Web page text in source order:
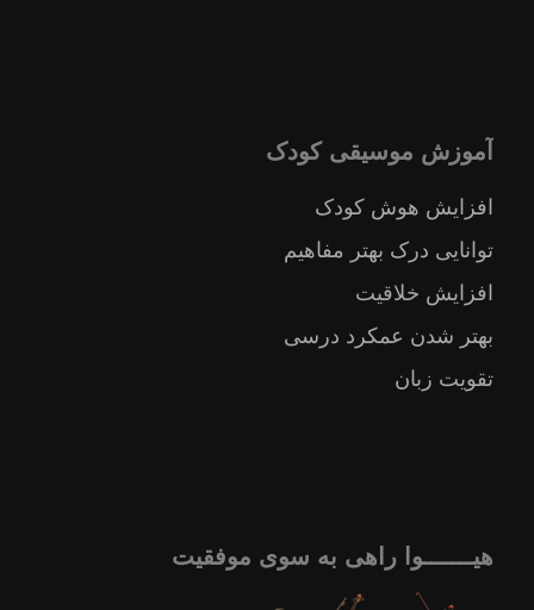
آموزش موسیقی کودک
افزایش هوش کودک
توانایی درک بهتر مفاهیم
افزایش خلاقیت
بهتر شدن عمکرد درسی
تقویت زبان
هیـــــــوا راهی به سوی موفقیت